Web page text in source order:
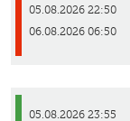
05.08.2026 22:50
06.08.2026 06:50
05.08.2026 23:55